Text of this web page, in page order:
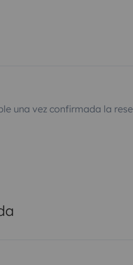
una vez confirmada la